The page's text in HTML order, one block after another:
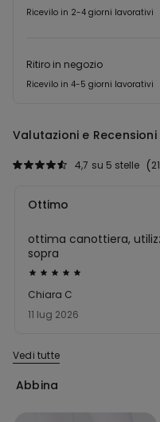
Ricevilo in 2-4 giorni lavorativi
Ritiro in negozio
Ricevilo in 4-5 giorni lavorativi
Valutazioni e Recensioni
4,7 su 5 stelle
Valutato
5
su
11 lug 2026
Chiara C
Ottimo
ottima canottiera,
sopra
Vedi tutte
Abbina